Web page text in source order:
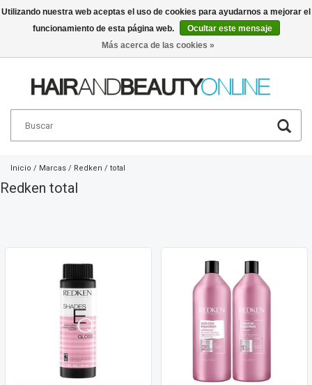
Español €
Inicio / Marcas / Redken / total
Redken total
Utilizando nuestra web aceptas el uso de cookies para ayudarnos a mejorar el
funcionamiento de esta página web.
Ocultar este mensaje
Más acerca de las cookies »